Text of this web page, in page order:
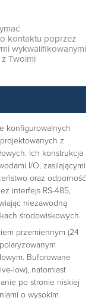
kontaktu poprzez
wykwalifikowanymi
Twoimi
konfigurowalnych
z
Ich konstrukcja
I/O, zasilającymi
oraz odporność
interfejs RS-485,
niezawodną
środowiskowych.
przemiennym (24
Buforowane
low), natomiast
po stronie niskiej
o wysokim